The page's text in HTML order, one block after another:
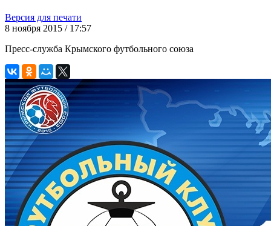
Версия для печати
8 ноября 2015 / 17:57
Пресс-служба Крымского футбольного союза